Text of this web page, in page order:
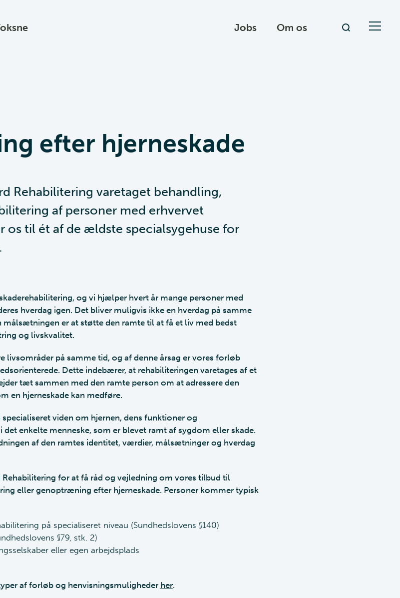
Jobs Om os
efter hjerneskade
Rehabilitering varetaget behandling,
af personer med erhvervet
os til ét af de ældste specialsygehuse for
og vi hjælper hvert år mange personer med
hverdag igen. Det bliver muligvis ikke en hverdag på samme
målsætningen er at støtte den ramte til at få et liv med bedst
og livskvalitet.
livsområder på samme tid, og af denne årsag er vores forløb
Dette indebærer, at rehabiliteringen varetages af et
tæt sammen med den ramte person om at adressere den
en hjerneskade kan medføre.
viden om hjernen, dens funktioner og
enkelte menneske, som er blevet ramt af sygdom eller skade.
af den ramtes identitet, værdier, målsætninger og hverdag
for at få råd og vejledning om vores tilbud til
eller genoptræning efter hjerneskade. Personer kommer typisk
på specialiseret niveau (Sundhedslovens §140)
§79, stk. 2)
eller egen arbejdsplads
af forløb og henvisningsmuligheder her.